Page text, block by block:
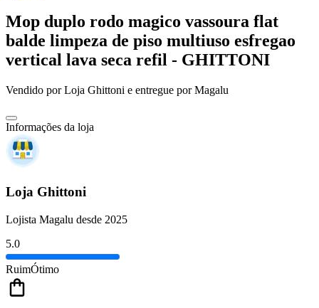
Mop duplo rodo magico vassoura flat
balde limpeza de piso multiuso esfregao
vertical lava seca refil - GHITTONI
Vendido porLoja Ghittoni e entregue por Magalu
Informações da loja
Loja Ghittoni
Lojista Magalu desde 2025
5.0
RuimÓtimo